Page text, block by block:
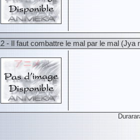
- Il faut combattre le mal par le mal (Jya